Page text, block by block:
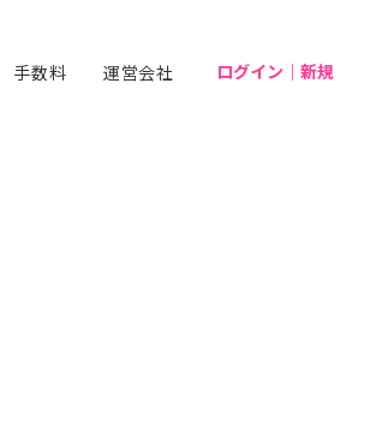
手数料 運営会社 ログイン｜新規